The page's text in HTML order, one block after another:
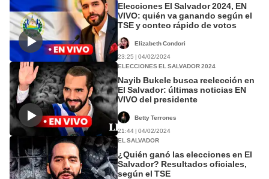
Elecciones El Salvador 2024, EN
VIVO: quién va ganando según el
TSE y conteo rápido de votos
Elizabeth Condori
23:25 | 04/02/2024
ELECCIONES EL SALVADOR 2024
Nayib Bukele busca reelección en
El Salvador: últimas noticias EN
VIVO del presidente
Betty Terrones
21:44 | 04/02/2024
EL SALVADOR
¿Quién ganó las elecciones en El
Salvador? Resultados oficiales,
según el TSE